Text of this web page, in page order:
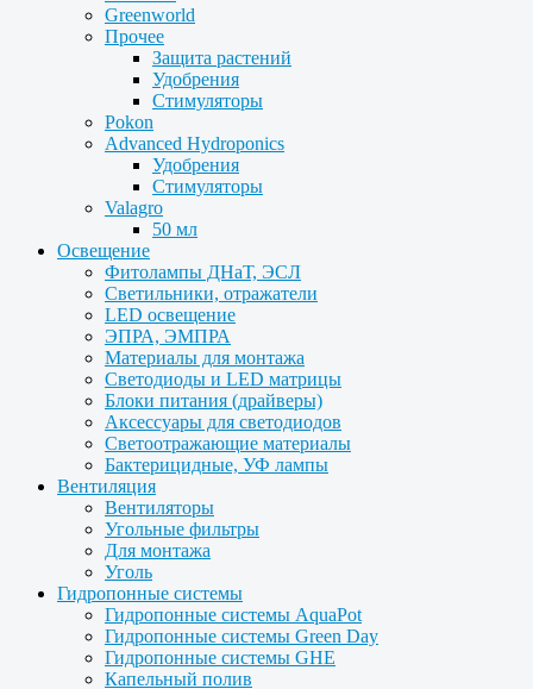
Greenworld
Прочее
Защита растений
Удобрения
Стимуляторы
Pokon
Advanced Hydroponics
Удобрения
Стимуляторы
Valagro
50 мл
Освещение
Фитолампы ДНаТ, ЭСЛ
Светильники, отражатели
LED освещение
ЭПРА, ЭМПРА
Материалы для монтажа
Светодиоды и LED матрицы
Блоки питания (драйверы)
Аксессуары для светодиодов
Светоотражающие материалы
Бактерицидные, УФ лампы
Вентиляция
Вентиляторы
Угольные фильтры
Для монтажа
Уголь
Гидропонные системы
Гидропонные системы AquaPot
Гидропонные системы Green Day
Гидропонные системы GHE
Капельный полив